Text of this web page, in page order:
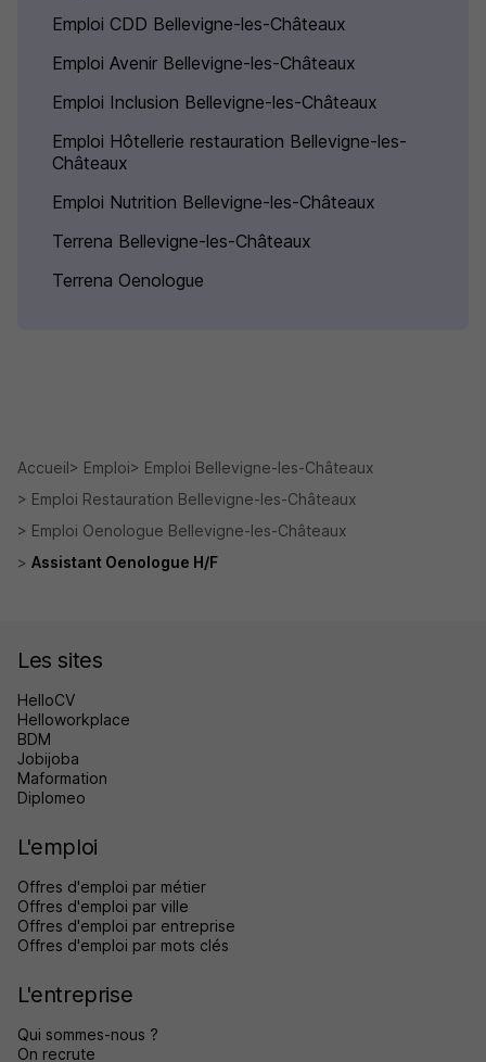
Emploi CDD Bellevigne-les-Châteaux
Emploi Avenir Bellevigne-les-Châteaux
Emploi Inclusion Bellevigne-les-Châteaux
Emploi Hôtellerie restauration Bellevigne-les-
Châteaux
Emploi Nutrition Bellevigne-les-Châteaux
Terrena Bellevigne-les-Châteaux
Terrena Oenologue
Accueil Emploi
Emploi Bellevigne-les-Châteaux
Emploi Restauration Bellevigne-les-Châteaux
Emploi Oenologue Bellevigne-les-Châteaux
Assistant Oenologue H/F
Les sites
HelloCV
Helloworkplace
BDM
Jobijoba
Maformation
Diplomeo
L'emploi
Offres d'emploi par métier
Offres d'emploi par ville
Offres d'emploi par entreprise
Offres d'emploi par mots clés
L'entreprise
Qui sommes-nous ?
On recrute